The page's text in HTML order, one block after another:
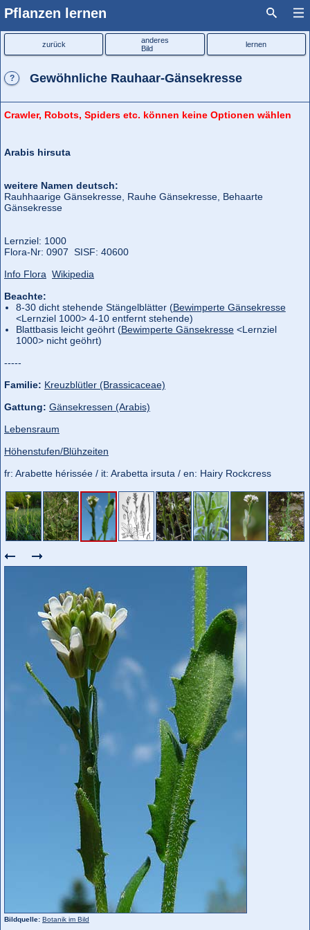
Pflanzen lernen
? Gewöhnliche Rauhaar-Gänsekresse
zurück
anderes
Bild
lernen
Crawler, Robots, Spiders etc. können keine Optionen wählen
Bildquelle: Botanik im Bild
Arabis hirsuta
weitere Namen deutsch:
Rauhhaarige Gänsekresse, Rauhe Gänsekresse, Behaarte
Gänsekresse
Lernziel: 1000
Flora‑Nr: 0907 SISF: 40600
Info Flora Wikipedia
Beachte:
8-30 dicht stehende Stängelblätter (Bewimperte Gänsekresse
<Lernziel 1000> 4-10 entfernt stehende)
Blattbasis leicht geöhrt (Bewimperte Gänsekresse<Lernziel
1000> nicht geöhrt)
-----
Familie: Kreuzblütler (Brassicaceae)
Gattung: Gänsekressen (Arabis)
Lebensraum
Höhenstufen/Blühzeiten
fr: Arabette hérissée / it: Arabetta irsuta / en: Hairy Rockcress